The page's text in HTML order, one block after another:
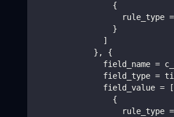
                {
rule_type
                }
              ]
            }, {
field_name =
field_type =
              field_value = [
                {
rule_type